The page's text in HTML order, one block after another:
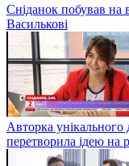
Сніданок побував на
Василькові
Авторка унікального
перетворила ідею на